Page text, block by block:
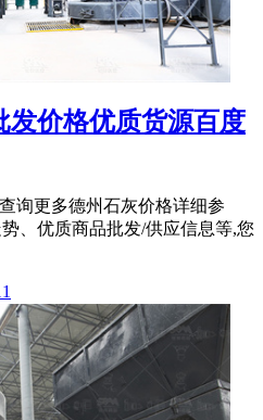
发价格优质货源百度
询更多德州石灰价格详细参
、优质商品批发/供应信息等,您